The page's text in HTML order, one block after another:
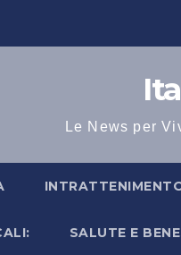
Le News per
SALUTE E